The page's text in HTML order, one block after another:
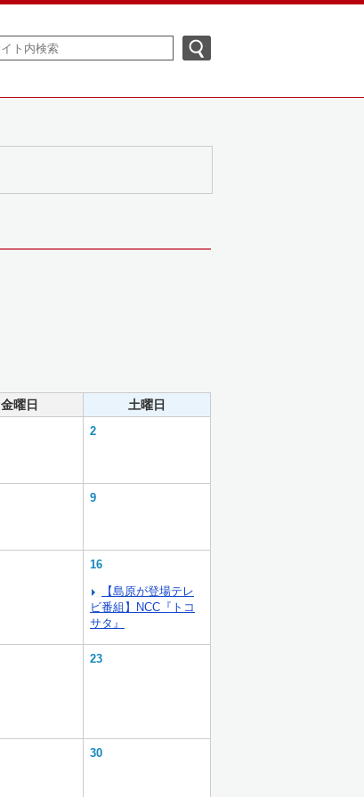
金曜日 土曜日
2
9
16
【島原が登場テレ
ビ番組】NCC『トコ
サタ』
23
30